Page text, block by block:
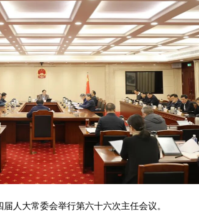
人大常委会举行第六十六次主任会议。